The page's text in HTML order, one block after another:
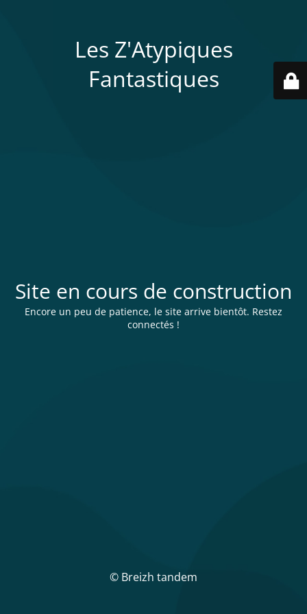
Les Z'Atypiques
Fantastiques
Site en cours de construction
Encore un peu de patience, le site arrive bientôt. Restez
connectés !
© Breizh tandem